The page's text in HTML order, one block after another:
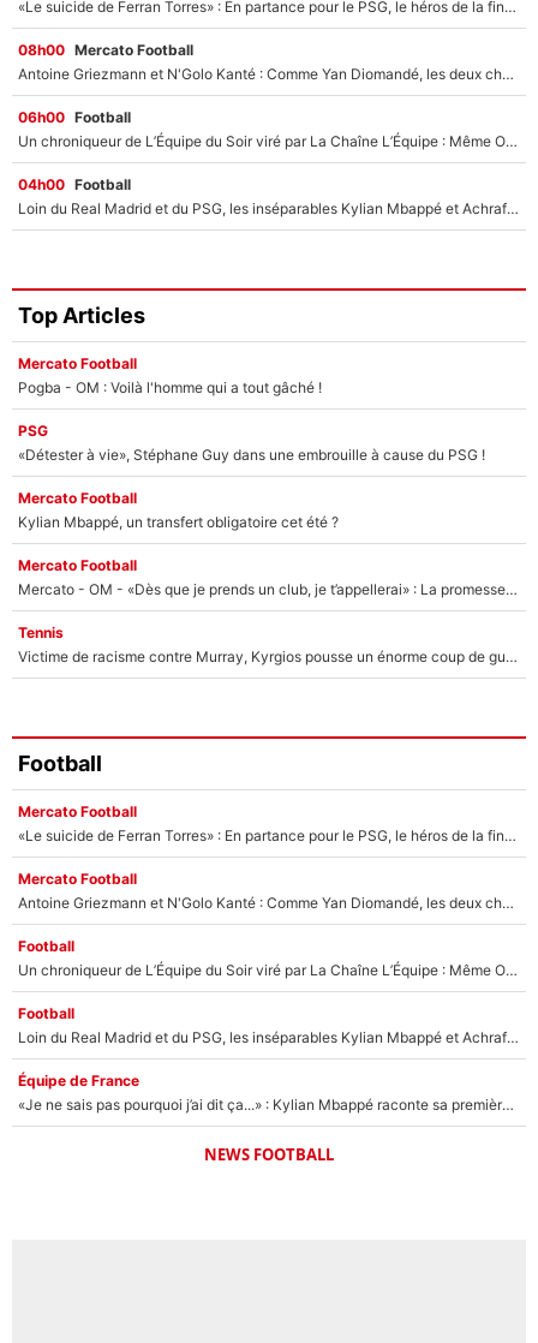
«Le suicide de Ferran Torres» : En partance pour le PSG, le héros de la finale de la Coupe du monde s'attire les foudres de la presse espagnole !
08h00 Mercato Football
Antoine Griezmann et N'Golo Kanté : Comme Yan Diomandé, les deux champions du monde ont refusé de signer au PSG !
06h00 Football
Un chroniqueur de L’Équipe du Soir viré par La Chaîne L’Équipe : Même Olivier Ménard n’avait pas pu empêcher son départ, «je l’ai appris sur Twitter, je l’ai vécu assez mal»
04h00 Football
Loin du Real Madrid et du PSG, les inséparables Kylian Mbappé et Achraf Hakimi changent d'équipe le temps d'une journée !
Top Articles
Mercato Football
Pogba - OM : Voilà l'homme qui a tout gâché !
PSG
«Détester à vie», Stéphane Guy dans une embrouille à cause du PSG !
Mercato Football
Kylian Mbappé, un transfert obligatoire cet été ?
Mercato Football
Mercato - OM - «Dès que je prends un club, je t’appellerai» : La promesse de Marcelino au moment de claquer la porte
Tennis
Victime de racisme contre Murray, Kyrgios pousse un énorme coup de gueule !
Football
Mercato Football
«Le suicide de Ferran Torres» : En partance pour le PSG, le héros de la finale de la Coupe du monde s'attire les foudres de la presse espagnole !
Mercato Football
Antoine Griezmann et N'Golo Kanté : Comme Yan Diomandé, les deux champions du monde ont refusé de signer au PSG !
Football
Un chroniqueur de L’Équipe du Soir viré par La Chaîne L’Équipe : Même Olivier Ménard n’avait pas pu empêcher son départ, «je l’ai appris sur Twitter, je l’ai vécu assez mal»
Football
Loin du Real Madrid et du PSG, les inséparables Kylian Mbappé et Achraf Hakimi changent d'équipe le temps d'une journée !
Équipe de France
«Je ne sais pas pourquoi j’ai dit ça...» : Kylian Mbappé raconte sa première rencontre avec Zinédine Zidane (et c’est très drôle)
NEWS FOOTBALL